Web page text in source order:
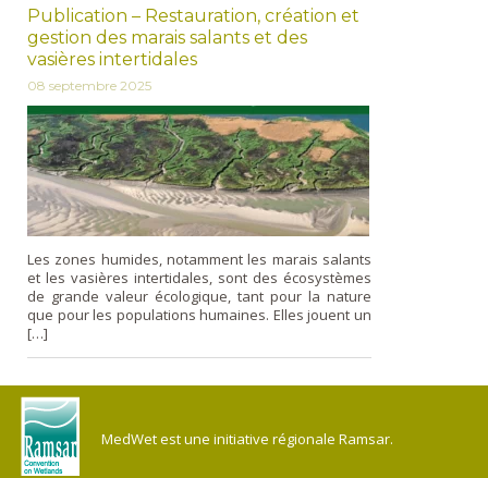
Publication – Restauration, création et
gestion des marais salants et des
vasières intertidales
08 septembre 2025
Les zones humides, notamment les marais salants
et les vasières intertidales, sont des écosystèmes
de grande valeur écologique, tant pour la nature
que pour les populations humaines. Elles jouent un
[…]
MedWet est une initiative régionale Ramsar.